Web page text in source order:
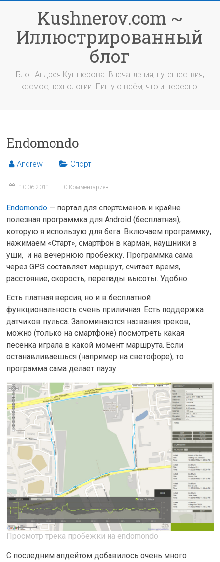
содержимомуKushnerov.com ~
Иллюстрированный
блог
Блог Андрея Кушнерова. Впечатления, путешествия,
космос, технологии. Пишу о всём, что интересно.
Endomondo
Andrew Спорт
10.06.2011 0 Комментариев
Endomondo — портал для спортсменов и крайне
полезная программка для Android (бесплатная),
которую я использую для бега. Включаем программку,
нажимаем «Старт», смартфон в карман, наушники в
уши, и на вечернюю пробежку. Программка сама
через GPS составляет маршрут, считает время,
расстояние, скорость, перепады высоты. Удобно.
Есть платная версия, но и в бесплатной
функциональность очень приличная. Есть поддержка
датчиков пульса. Запоминаются названия треков,
можно (только на смартфоне) посмотреть какая
песенка играла в какой момент маршрута. Если
останавливаешься (например на светофоре), то
программа сама делает паузу.
Просмотр трека пробежки на endomondo
С последним апдейтом добавилось очень много